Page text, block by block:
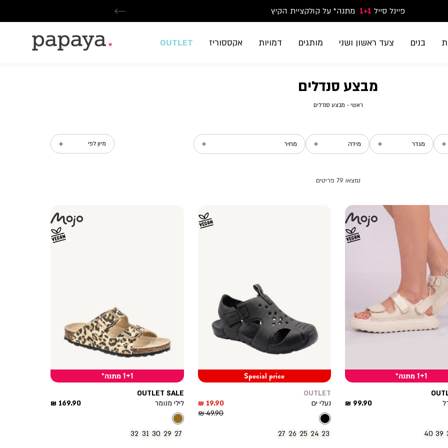
משלוח חינם בקנייה מעל 299₪ | זמני אספקה עד 5 ימי עסקים
פיינל סייל 1+1 מתנה* על קולקציית הקיץ
נעלי ספורט וסניקרס זוג שני החל מ-59.90
בנים צעד ראשון ושני מותגים דמויות אקססוריז OUTLET
מבצע סנדלים
ראשי ראשי
מבצע סנדליםמבצע
מגדר מידה מחיר
79 פריטים
1+1 מתנה*
מחיר
99.90 ₪
39
40
Special price
OUTLET
נעלי ים
מחיר
מוצר
19.90 ₪
מחיר
49.90 ₪
23
24
25
26
27
1+1 מתנה*
OUTLET SALE
לילי מנומר
מחיר
169.90 ₪
27
29
30
31
32